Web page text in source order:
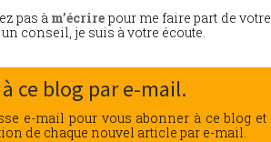
pas à m’écrire pour me faire part de votre
conseil, je suis à votre écoute.
ce blog par e-mail.
e-mail pour vous abonner à ce blog et
de chaque nouvel article par e-mail.